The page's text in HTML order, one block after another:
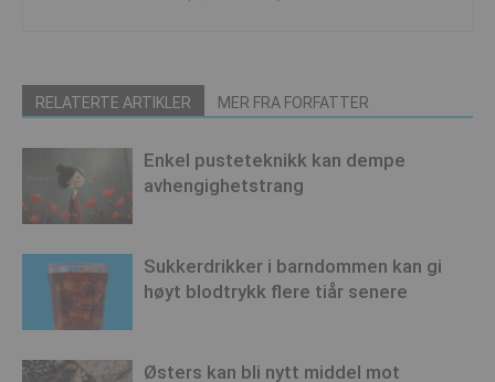
RELATERTE ARTIKLER MER FRA FORFATTER
Enkel pusteteknikk kan dempe
avhengighetstrang
Sukkerdrikker i barndommen kan gi
høyt blodtrykk flere tiår senere
Østers kan bli nytt middel mot